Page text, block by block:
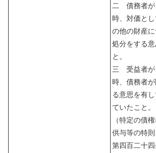
二 債務者が
時、対価と
の他の財産
処分をする
と。
三 受益者が
時、債務者
る意思を有
ていたこと。
（特定の債
供与等の特則
第四百二十